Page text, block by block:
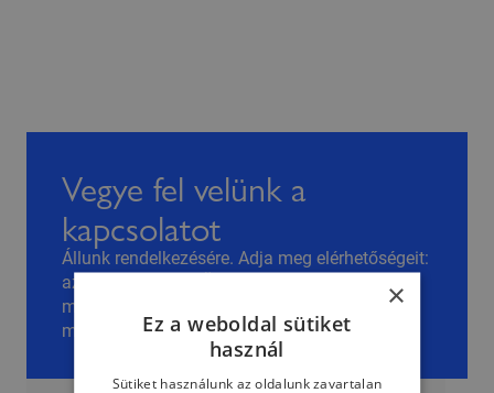
Vegye fel velünk a
kapcsolatot
Állunk rendelkezésére. Adja meg elérhetőségeit:
az IVECO felveszi Önnel a kapcsolatot, hogy
megtalálja az Ön igényeinek leginkább
megfelelő megoldást. Köszönjük!
×
Ez a weboldal sütiket
használ
Sütiket használunk az oldalunk zavartalan